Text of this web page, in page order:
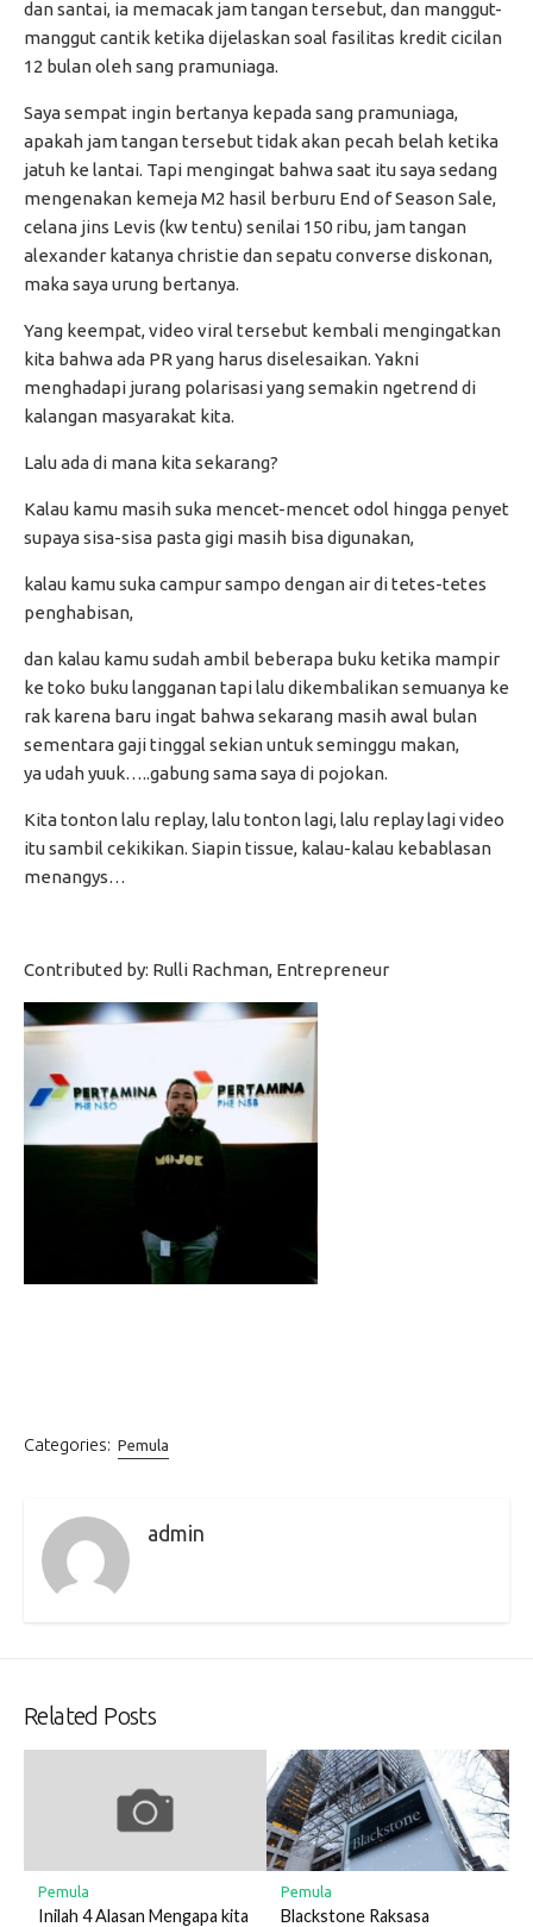
dan santai, ia memacak jam tangan tersebut, dan manggut-
manggut cantik ketika dijelaskan soal fasilitas kredit cicilan
12 bulan oleh sang pramuniaga.
Saya sempat ingin bertanya kepada sang pramuniaga,
apakah jam tangan tersebut tidak akan pecah belah ketika
jatuh ke lantai. Tapi mengingat bahwa saat itu saya sedang
mengenakan kemeja M2 hasil berburu End of Season Sale,
celana jins Levis (kw tentu) senilai 150 ribu, jam tangan
alexander katanya christie dan sepatu converse diskonan,
maka saya urung bertanya.
Yang keempat, video viral tersebut kembali mengingatkan
kita bahwa ada PR yang harus diselesaikan. Yakni
menghadapi jurang polarisasi yang semakin ngetrend di
kalangan masyarakat kita.
Lalu ada di mana kita sekarang?
Kalau kamu masih suka mencet-mencet odol hingga penyet
supaya sisa-sisa pasta gigi masih bisa digunakan,
kalau kamu suka campur sampo dengan air di tetes-tetes
penghabisan,
dan kalau kamu sudah ambil beberapa buku ketika mampir
ke toko buku langganan tapi lalu dikembalikan semuanya ke
rak karena baru ingat bahwa sekarang masih awal bulan
sementara gaji tinggal sekian untuk seminggu makan,
ya udah yuuk…..gabung sama saya di pojokan.
Kita tonton lalu replay, lalu tonton lagi, lalu replay lagi video
itu sambil cekikikan. Siapin tissue, kalau-kalau kebablasan
menangys…
Contributed by: Rulli Rachman, Entrepreneur
Categories: Pemula
admin
Related Posts
Pemula
Inilah 4 Alasan Mengapa kita
Pemula
Blackstone Raksasa